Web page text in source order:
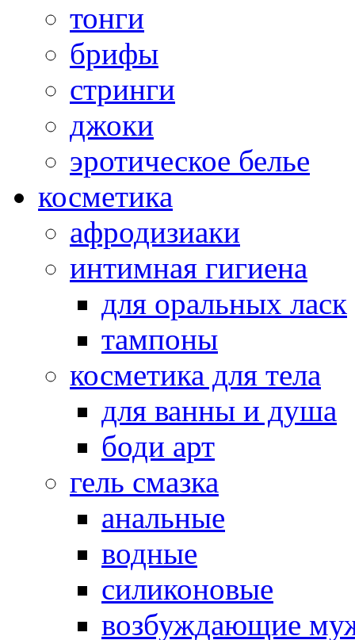
тонги
брифы
стринги
джоки
эротическое белье
косметика
афродизиаки
интимная гигиена
для оральных ласк
тампоны
косметика для тела
для ванны и душа
боди арт
гель смазка
анальные
водные
силиконовые
возбуждающие